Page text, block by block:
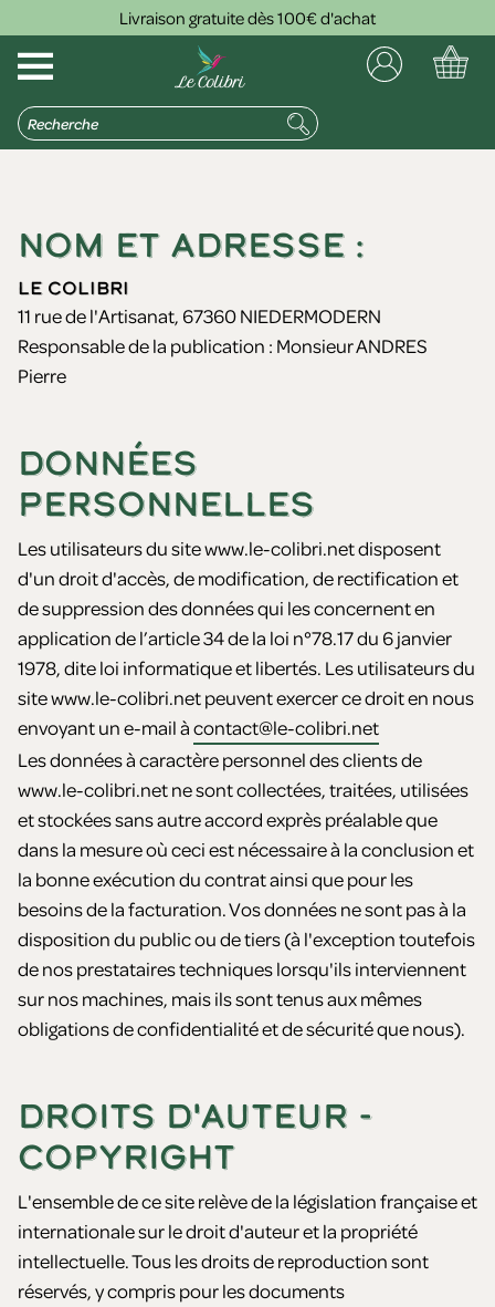
Livraison gratuite dès 100€ d'achat
NOM ET ADRESSE :
Le Colibri
11 rue de l'Artisanat, 67360 NIEDERMODERN
Responsable de la publication : Monsieur ANDRES
Pierre
DONNÉES
PERSONNELLES
Les utilisateurs du site www.le-colibri.net disposent
d'un droit d'accès, de modification, de rectification et
de suppression des données qui les concernent en
application de l’article 34 de la loi n°78.17 du 6 janvier
1978, dite loi informatique et libertés. Les utilisateurs du
site www.le-colibri.net peuvent exercer ce droit en nous
envoyant un e-mail àcontact@le-colibri.net
Les données à caractère personnel des clients de
www.le-colibri.net ne sont collectées, traitées, utilisées
et stockées sans autre accord exprès préalable que
dans la mesure où ceci est nécessaire à la conclusion et
la bonne exécution du contrat ainsi que pour les
besoins de la facturation. Vos données ne sont pas à la
disposition du public ou de tiers (à l'exception toutefois
de nos prestataires techniques lorsqu'ils interviennent
sur nos machines, mais ils sont tenus aux mêmes
obligations de confidentialité et de sécurité que nous).
DROITS D'AUTEUR -
COPYRIGHT
L'ensemble de ce site relève de la législation française et
internationale sur le droit d'auteur et la propriété
intellectuelle. Tous les droits de reproduction sont
réservés, y compris pour les documents